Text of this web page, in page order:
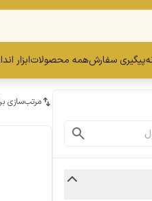
پیگیری سفارشهمه محصولاتابزار
مرتب‌سازی